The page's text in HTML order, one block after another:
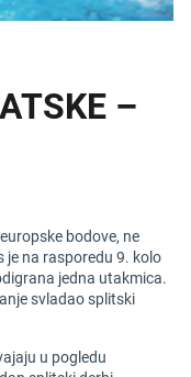
–
bodove, ne
je na rasporedu 9. kolo
jedna utakmica.
svladao splitski
u pogledu